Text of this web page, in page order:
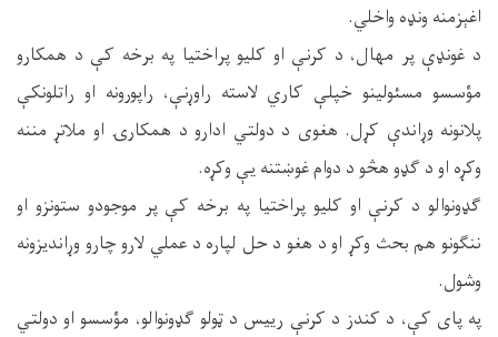
اغېزمنه ونډه واخلي.
د غونډې پر مهال، د کرنې او کلیو پراختیا په برخه کې د همکارو
مؤسسو مسئولینو خپلې کاري لاسته راوړنې، راپورونه او راتلونکې
پلانونه وړاندې کړل. هغوی د دولتي ادارو د همکارۍ او ملاتړ مننه
وکړه او د ګډو هڅو د دوام غوښتنه یې وکړه.
ګډونوالو د کرنې او کلیو پراختیا په برخه کې پر موجودو ستونزو او
ننګونو هم بحث وکړ او د هغو د حل لپاره د عملي لارو چارو وړاندیزونه
وشول.
په پای کې، د کندز د کرنې رییس د ټولو ګډونوالو، مؤسسو او دولتي